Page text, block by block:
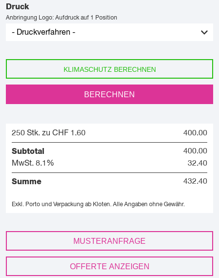
Druck
Anbringung Logo: Aufdruck auf 1 Position
KLIMASCHUTZ BERECHNEN
BERECHNEN
250 Stk. zu CHF 1.60 400.00
Subtotal
400.00
MwSt. 8.1%
32.40
Summe 432.40
Exkl. Porto und Verpackung ab Kloten. Alle Angaben ohne Gewähr.
MUSTERANFRAGE
OFFERTE ANZEIGEN